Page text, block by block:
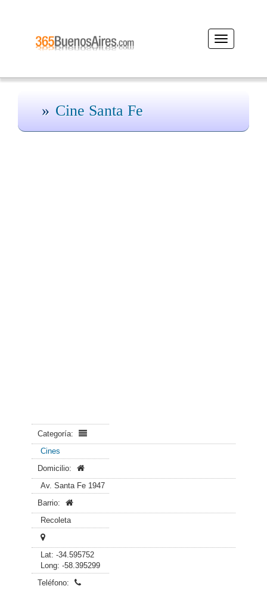
Desplegar
navegación
Cine Santa Fe
Categoría:
Cines
Domicilio:
Av. Santa Fe 1947
Barrio:
Recoleta
Lat: -34.595752
Long: -58.395299
Teléfono: